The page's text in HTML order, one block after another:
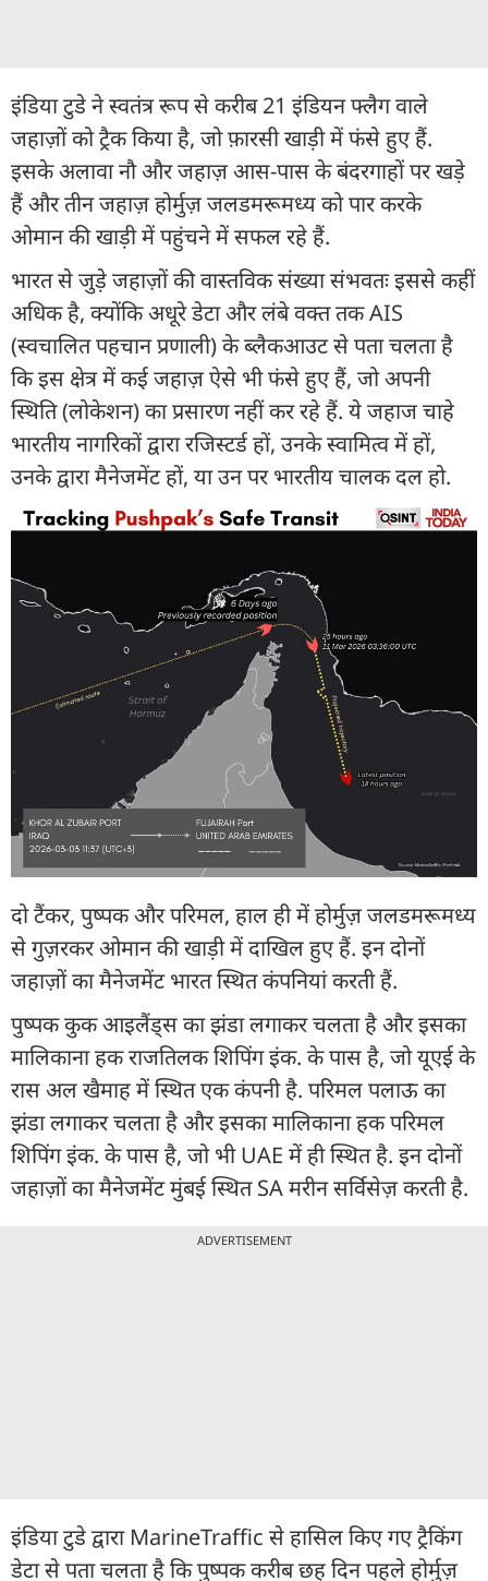
इंडिया टुडे ने स्वतंत्र रूप से करीब 21 इंडियन फ्लैग वाले
जहाज़ों को ट्रैक किया है, जो फ़ारसी खाड़ी में फंसे हुए हैं.
इसके अलावा नौ और जहाज़ आस-पास के बंदरगाहों पर खड़े
हैं और तीन जहाज़ होर्मुज़ जलडमरूमध्य को पार करके
ओमान की खाड़ी में पहुंचने में सफल रहे हैं.
भारत से जुड़े जहाज़ों की वास्तविक संख्या संभवतः इससे कहीं
अधिक है, क्योंकि अधूरे डेटा और लंबे वक्त तक AIS
(स्वचालित पहचान प्रणाली) के ब्लैकआउट से पता चलता है
कि इस क्षेत्र में कई जहाज़ ऐसे भी फंसे हुए हैं, जो अपनी
स्थिति (लोकेशन) का प्रसारण नहीं कर रहे हैं. ये जहाज चाहे
भारतीय नागरिकों द्वारा रजिस्टर्ड हों, उनके स्वामित्व में हों,
उनके द्वारा मैनेजमेंट हों, या उन पर भारतीय चालक दल हो.
दो टैंकर, पुष्पक और परिमल, हाल ही में होर्मुज़ जलडमरूमध्य
से गुज़रकर ओमान की खाड़ी में दाखिल हुए हैं. इन दोनों
जहाज़ों का मैनेजमेंट भारत स्थित कंपनियां करती हैं.
पुष्पक कुक आइलैंड्स का झंडा लगाकर चलता है और इसका
मालिकाना हक राजतिलक शिपिंग इंक. के पास है, जो यूएई के
रास अल खैमाह में स्थित एक कंपनी है. परिमल पलाऊ का
झंडा लगाकर चलता है और इसका मालिकाना हक परिमल
शिपिंग इंक. के पास है, जो भी UAE में ही स्थित है. इन दोनों
जहाज़ों का मैनेजमेंट मुंबई स्थित SA मरीन सर्विसेज़ करती है.
ADVERTISEMENT
इंडिया टुडे द्वारा MarineTraffic से हासिल किए गए ट्रैकिंग
डेटा से पता चलता है कि पुष्पक करीब छह दिन पहले होर्मुज़